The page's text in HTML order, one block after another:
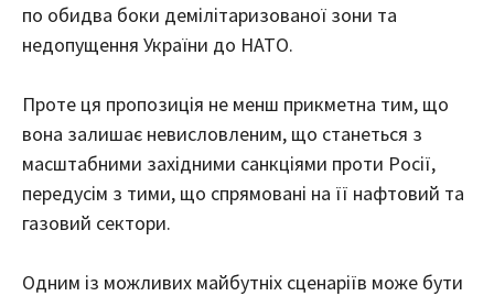
по обидва боки демілітаризованої зони та
недопущення України до НАТО.
Проте ця пропозиція не менш прикметна тим, що
вона залишає невисловленим, що станеться з
масштабними західними санкціями проти Росії,
передусім з тими, що спрямовані на її нафтовий та
газовий сектори.
Одним із можливих майбутніх сценаріїв може бути